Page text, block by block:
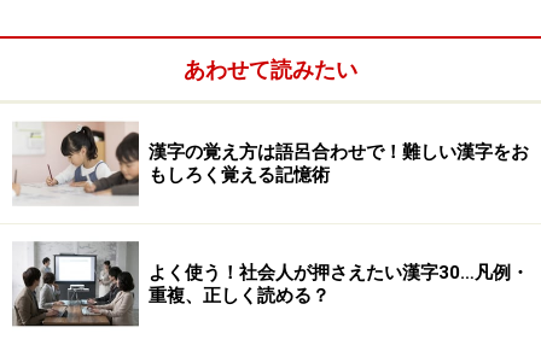
とともに、もうあと10日しかないのか……、という不安と
焦りが綯い交ぜになって、落ち着かなくなることもあり
ます。そんな時、直前対策としてどんな勉強をすればよ
いでしょうか。
あわせて読みたい
漢字の覚え方は語呂合わせで！難しい漢字をお
もしろく覚える記憶術
よく使う！社会人が押さえたい漢字30…凡例・
重複、正しく読める？